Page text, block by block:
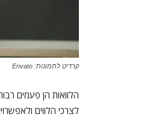
קרדיט לתמונות: Envato
הלוואות הן פעמים
לצרכי הלווים